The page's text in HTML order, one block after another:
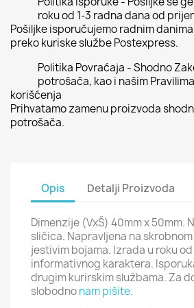
roku od 1-3 radna dana od
Pošiljke isporučujemo radnim
preko kuriske službe Postexpress.
Politika Povraćaja - Shodno
potrošača, kao i našim
korišćenja
Prihvatamo zamenu proizvoda
potrošača.
Opis Detalji Proizvoda
Dimenzije (VxŠ) 40mm x 50mm.
sličica. Napravljena na
jestivim bojama. Izrada u roku od
informativnog karaktera.
drugim kurirskim službama. Za
slobodnonam pišite.